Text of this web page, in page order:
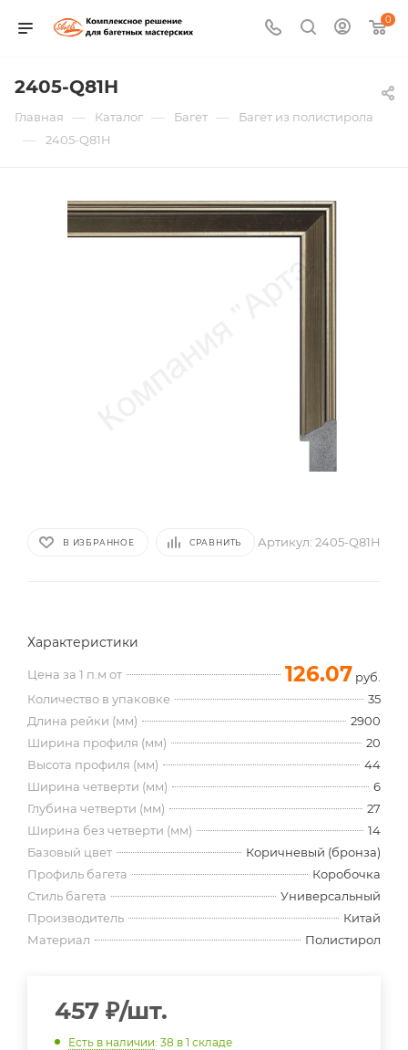
0
2405-Q81H
Главная — Каталог — Багет — Багет из полистирола
— 2405-Q81H
В ИЗБРАННОЕ СРАВНИТЬ Артикул: 2405-Q81H
Характеристики
Цена за 1 п.м от 126.07 руб.
Количество в упаковке
35
Длина рейки (мм)
2900
Ширина профиля (мм)
20
Высота профиля (мм)
44
Ширина четверти (мм)
6
Глубина четверти (мм)
27
Ширина без четверти (мм)
14
Базовый цвет
Коричневый (бронза)
Профиль багета
Коробочка
Стиль багета
Универсальный
Производитель
Китай
Материал
Полистирол
457 ₽/шт.
Есть в наличии: 38 в 1 складе